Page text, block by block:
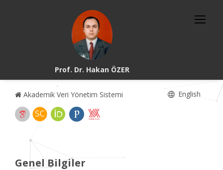
Prof. Dr. Hakan ÖZER
Akademik Veri Yönetim Sistemi English
Genel Bilgiler